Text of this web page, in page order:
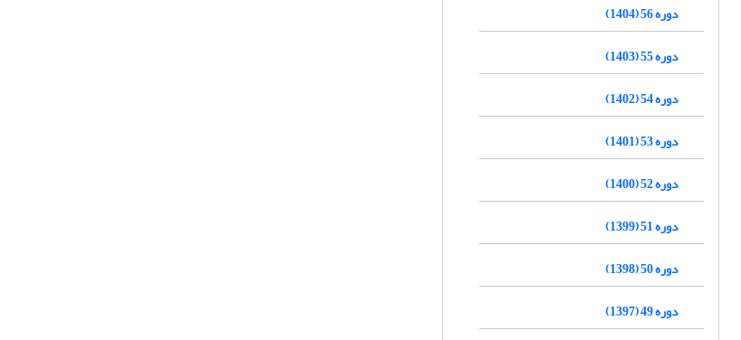
دوره 56 (1404)
دوره 55 (1403)
دوره 54 (1402)
دوره 53 (1401)
دوره 52 (1400)
دوره 51 (1399)
دوره 50 (1398)
دوره 49 (1397)